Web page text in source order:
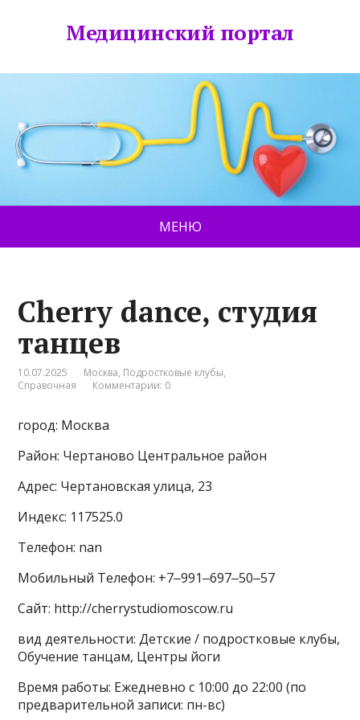
Медицинский портал
МЕНЮ
Cherry dance, студия
танцев
10.07.2025 Москва, Подростковые клубы,
Справочная
Комментарии: 0
город: Москва
Район: Чертаново Центральное район
Адрес: Чертановская улица, 23
Индекс: 117525.0
Телефон: nan
Мобильный Телефон: +7‒991‒697‒50‒57
Сайт: http://cherrystudiomoscow.ru
вид деятельности: Детские / подростковые клубы,
Обучение танцам, Центры йоги
Время работы: Ежедневно с 10:00 до 22:00 (по
предварительной записи: пн-вс)